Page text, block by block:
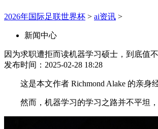
2026年国际足联世界杯 > ai资讯 >
新闻中心
因为求职遭拒而读机器学习硕士，到底值
发布时间：2025-02-28 18:28
这是本文作者 Richmond Alake 的亲身
然而，机器学习的学习之路并不平坦，